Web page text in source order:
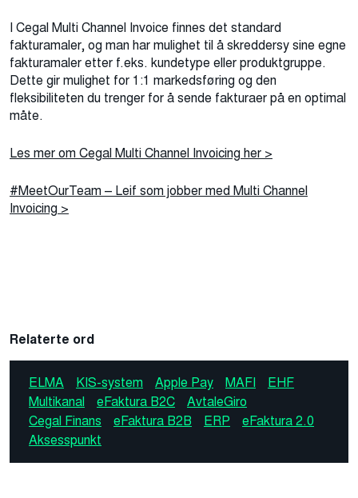
I Cegal Multi Channel Invoice finnes det standard
fakturamaler, og man har mulighet til å skreddersy sine egne
fakturamaler etter f.eks. kundetype eller produktgruppe.
Dette gir mulighet for 1:1 markedsføring og den
fleksibiliteten du trenger for å sende fakturaer på en optimal
måte.
Les mer om Cegal Multi Channel Invoicing her >
#MeetOurTeam – Leif som jobber med Multi Channel
Invoicing >
Relaterte ord
ELMA KIS-system Apple Pay MAFI
EHF
Multikanal
eFaktura B2C
AvtaleGiro
Cegal Finans
eFaktura B2B ERP
eFaktura 2.0
Aksesspunkt